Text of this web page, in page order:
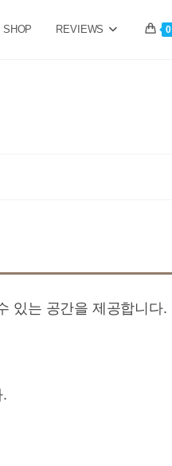
SHOP REVIEWS 0
있는 공간을 제공합니다.